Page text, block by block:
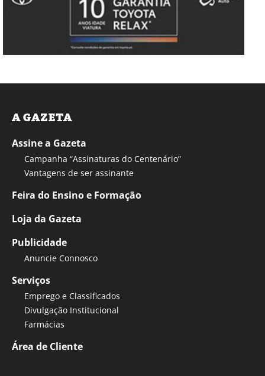
A GAZETA
Assine a Gazeta
Campanha “Assinaturas do Centenário”
Vantagens de ser assinante
Feira do Ensino e Formação
Loja da Gazeta
Publicidade
Anuncie Connosco
Serviços
Emprego e Classificados
Divulgação Institucional
Farmácias
Área de Cliente